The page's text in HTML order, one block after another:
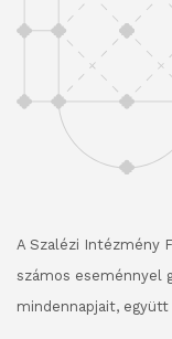
A Szalézi Intézmény
számos eseménnyel
mindennapjait,